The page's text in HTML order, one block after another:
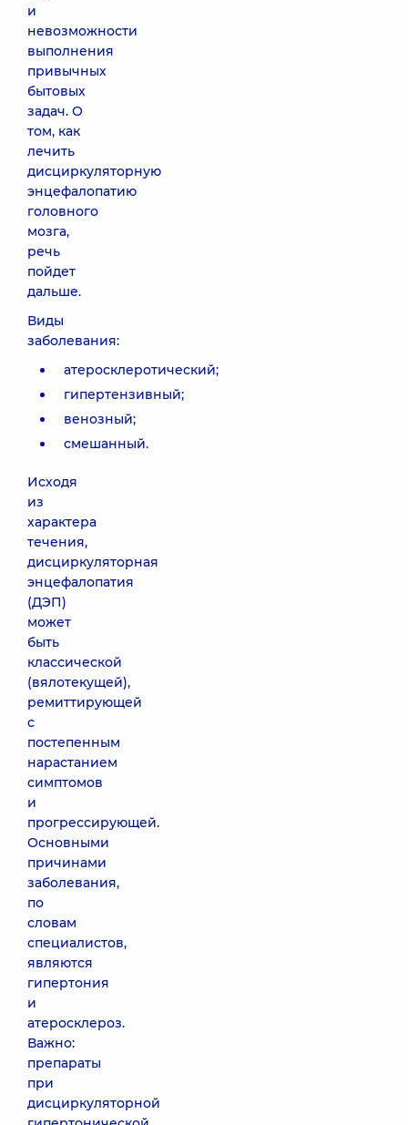
и
невозможности
выполнения
привычных
бытовых
задач. О
том, как
лечить
дисциркуляторную
энцефалопатию
головного
мозга,
речь
пойдет
дальше.
Виды
заболевания:
атеросклеротический;
гипертензивный;
венозный;
смешанный.
Исходя
из
характера
течения,
дисциркуляторная
энцефалопатия
(ДЭП)
может
быть
классической
(вялотекущей),
ремиттирующей
с
постепенным
нарастанием
симптомов
и
прогрессирующей.
Основными
причинами
заболевания,
по
словам
специалистов,
являются
гипертония
и
атеросклероз.
Важно:
препараты
при
дисциркуляторной